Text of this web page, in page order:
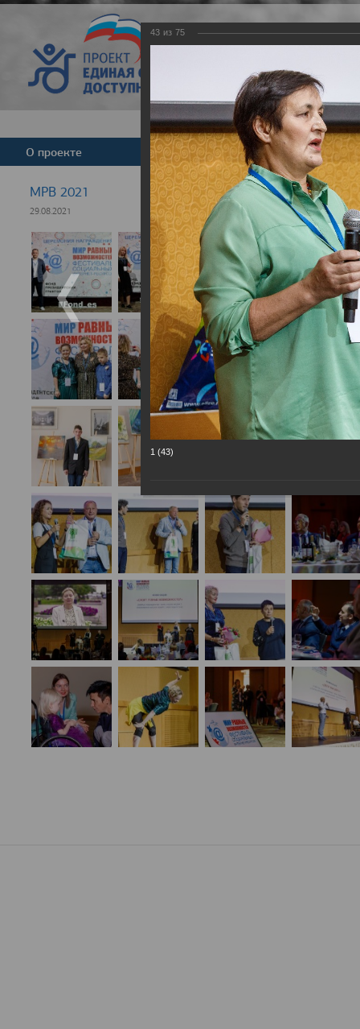
Версия для
О проекте Команда Новости
МРВ 2021
29.08.2021
43 из 75
1 (43)